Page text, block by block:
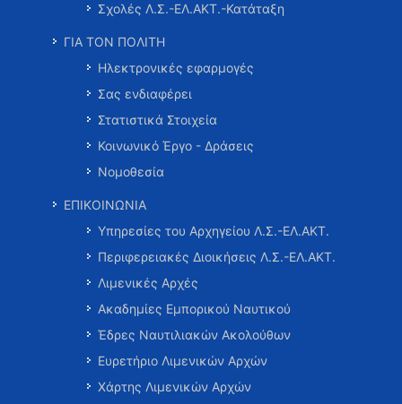
Σχολές Λ.Σ.-ΕΛ.ΑΚΤ.-Κατάταξη
ΓΙΑ ΤΟΝ ΠΟΛΙΤΗ
Ηλεκτρονικές εφαρμογές
Σας ενδιαφέρει
Στατιστικά Στοιχεία
Κοινωνικό Έργο - Δράσεις
Νομοθεσία
ΕΠΙΚΟΙΝΩΝΙΑ
Υπηρεσίες του Αρχηγείου Λ.Σ.-ΕΛ.ΑΚΤ.
Περιφερειακές Διοικήσεις Λ.Σ.-ΕΛ.ΑΚΤ.
Λιμενικές Αρχές
Ακαδημίες Εμπορικού Ναυτικού
Έδρες Ναυτιλιακών Ακολούθων
Ευρετήριο Λιμενικών Αρχών
Χάρτης Λιμενικών Αρχών